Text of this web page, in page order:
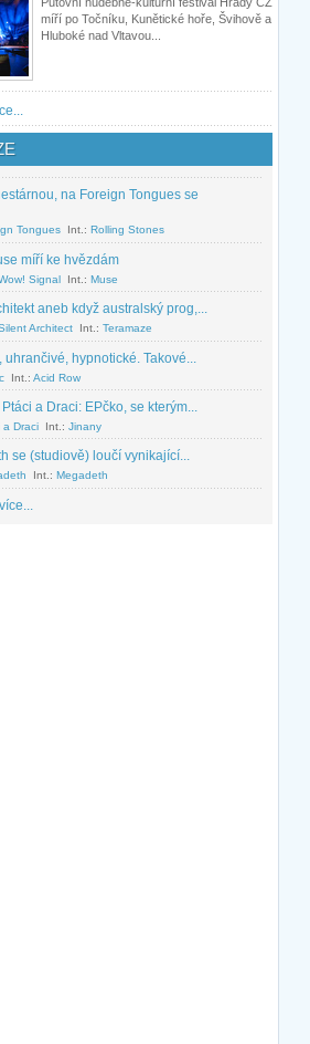
míří po Točníku, Kunětické hoře, Švihově a
Hluboké nad Vltavou...
na Foreign Tongues se
Tongues Int.: Rolling Stones
míří ke hvězdám
Signal Int.: Muse
aneb když australský prog,...
Architect Int.: Teramaze
uhrančivé, hypnotické. Takové...
Int.: Acid Row
a Draci: EPčko, se kterým...
a Draci Int.: Jinany
se (studiově) loučí vynikající...
Int.: Megadeth